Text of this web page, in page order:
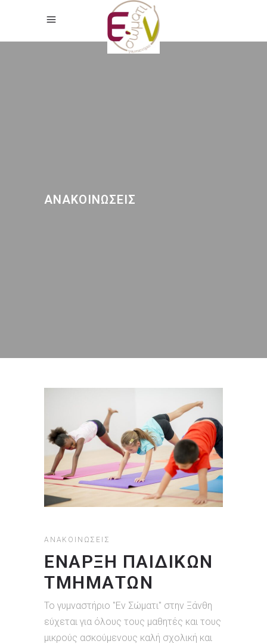
ΑΝΑΚΟΙΝΏΣΕΙΣ
ΑΝΑΚΟΙΝΏΣΕΙΣ
ΕΝΑΡΞΗ ΠΑΙΔΙΚΩΝ
ΤΜΗΜΑΤΩΝ
Το γυμναστήριο "Εν Σώματι" στην Ξάνθη
εύχεται για όλους τους μαθητές και τους
μικρούς ασκούμενους καλή σχολική και